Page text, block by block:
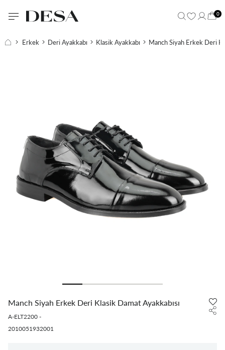
0
Erkek Deri Ayakkabı Klasik Ayakkabı Manch Siyah Erkek Deri
Manch Siyah Erkek Deri Klasik Damat Ayakkabısı
A-ELT2200 -
2010051932001